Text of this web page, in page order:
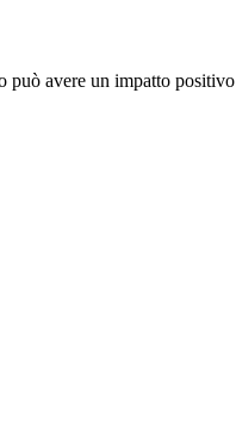
può avere un impatto positivo